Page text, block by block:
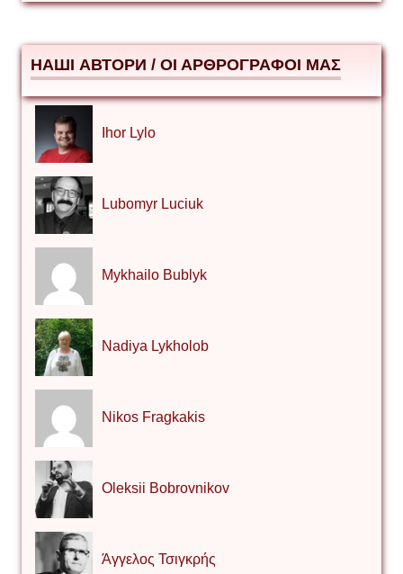
НАШІ АВТОРИ / ΟΙ ΑΡΘΡΟΓΡΑΦΟΙ ΜΑΣ
Ihor Lylo
Lubomyr Luciuk
Mykhailo Bublyk
Nadiya Lykholob
Nikos Fragkakis
Oleksii Bobrovnikov
Άγγελος Τσιγκρής